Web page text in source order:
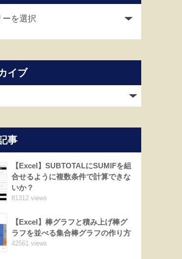
イブ
事
【Excel】SUBTOTALにSUMIFを組
合せるように複数条件で計算できな
いか？
81312 views
【Excel】棒グラフと積み上げ棒グ
ラフを並べる集合棒グラフの作り方
42561 views